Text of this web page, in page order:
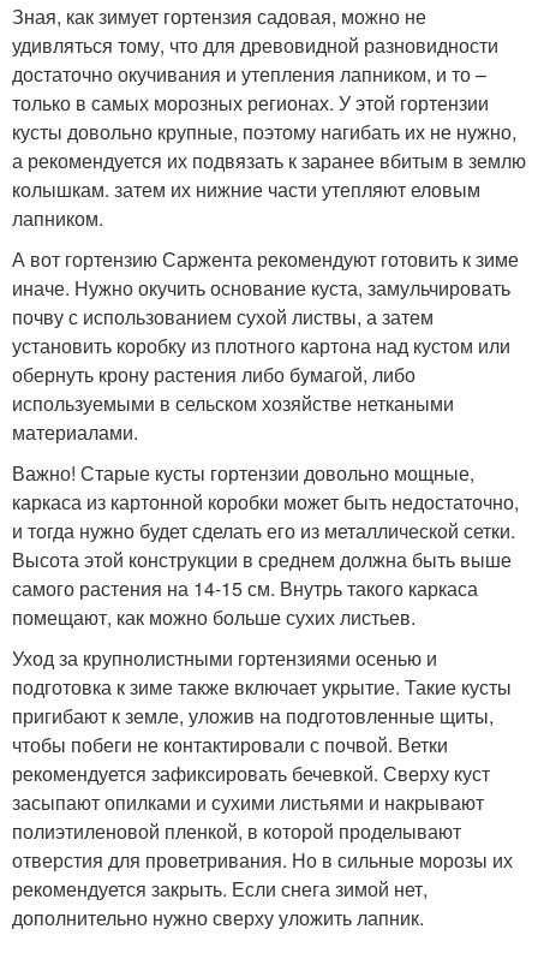
Зная, как зимует гортензия садовая, можно не
удивляться тому, что для древовидной разновидности
достаточно окучивания и утепления лапником, и то –
только в самых морозных регионах. У этой гортензии
кусты довольно крупные, поэтому нагибать их не нужно,
а рекомендуется их подвязать к заранее вбитым в землю
колышкам. затем их нижние части утепляют еловым
лапником.
А вот гортензию Саржента рекомендуют готовить к зиме
иначе. Нужно окучить основание куста, замульчировать
почву с использованием сухой листвы, а затем
установить коробку из плотного картона над кустом или
обернуть крону растения либо бумагой, либо
используемыми в сельском хозяйстве неткаными
материалами.
Важно! Старые кусты гортензии довольно мощные,
каркаса из картонной коробки может быть недостаточно,
и тогда нужно будет сделать его из металлической сетки.
Высота этой конструкции в среднем должна быть выше
самого растения на 14-15 см. Внутрь такого каркаса
помещают, как можно больше сухих листьев.
Уход за крупнолистными гортензиями осенью и
подготовка к зиме также включает укрытие. Такие кусты
пригибают к земле, уложив на подготовленные щиты,
чтобы побеги не контактировали с почвой. Ветки
рекомендуется зафиксировать бечевкой. Сверху куст
засыпают опилками и сухими листьями и накрывают
полиэтиленовой пленкой, в которой проделывают
отверстия для проветривания. Но в сильные морозы их
рекомендуется закрыть. Если снега зимой нет,
дополнительно нужно сверху уложить лапник.